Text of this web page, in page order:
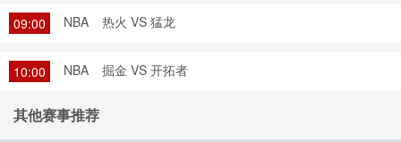
09:00 NBA 热火 VS 猛龙
10:00 NBA 掘金 VS 开拓者
其他赛事推荐